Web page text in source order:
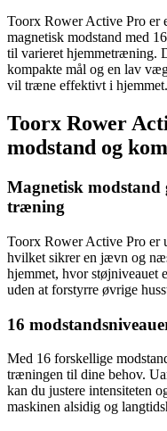
Toorx Rower Active Pro er
magnetisk modstand med
til varieret hjemmetræning.
kompakte mål og en lav
vil træne effektivt i hjemmet.
Toorx Rower
modstand og
Magnetisk modstand
træning
Toorx Rower Active Pro er
hvilket sikrer en jævn og
hjemmet, hvor støjniveauet
uden at forstyrre øvrige
16
Med 16 forskellige
træningen til dine behov.
kan du justere intensiteten
maskinen alsidig og